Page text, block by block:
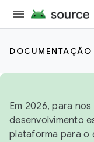
DOCUMENTAÇÃO
Em 2026, para
desenvolvimento
plataforma para o